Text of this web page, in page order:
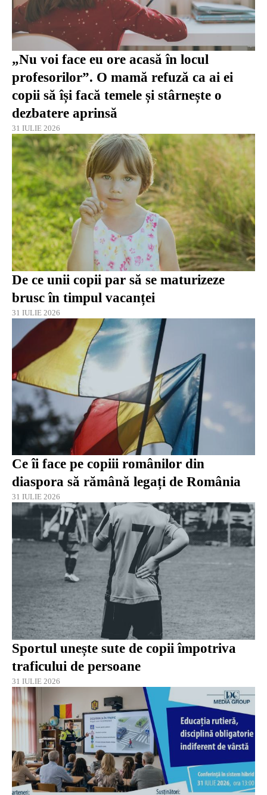
„Nu voi face eu ore acasă în locul
profesorilor”. O mamă refuză ca ai ei
copii să își facă temele și stârnește o
dezbatere aprinsă
31 IULIE 2026
De ce unii copii par să se maturizeze
brusc în timpul vacanței
31 IULIE 2026
Ce îi face pe copiii românilor din
diaspora să rămână legați de România
31 IULIE 2026
Sportul unește sute de copii împotriva
traficului de persoane
31 IULIE 2026